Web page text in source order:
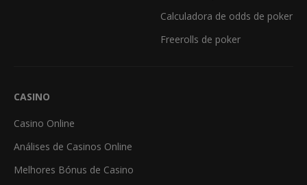
Calculadora de odds de poker
Freerolls de poker
CASINO
Casino Online
Análises de Casinos Online
Melhores Bónus de Casino